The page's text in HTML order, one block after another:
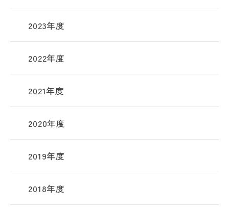
2023年度
2022年度
2021年度
2020年度
2019年度
2018年度